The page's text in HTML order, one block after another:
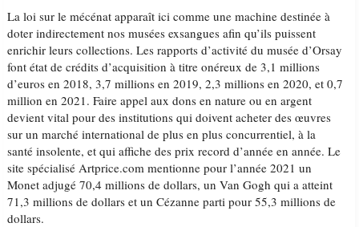
La loi sur le mécénat apparaît ici comme une machine destinée à
doter indirectement nos musées exsangues afin qu’ils puissent
enrichir leurs collections. Les rapports d’activité du musée d’Orsay
font état de crédits d’acquisition à titre onéreux de 3,1 millions
d’euros en 2018, 3,7 millions en 2019, 2,3 millions en 2020, et 0,7
million en 2021. Faire appel aux dons en nature ou en argent
devient vital pour des institutions qui doivent acheter des œuvres
sur un marché international de plus en plus concurrentiel, à la
santé insolente, et qui affiche des prix record d’année en année. Le
site spécialisé Artprice.com mentionne pour l’année 2021 un
Monet adjugé 70,4 millions de dollars, un Van Gogh qui a atteint
71,3 millions de dollars et un Cézanne parti pour 55,3 millions de
dollars.